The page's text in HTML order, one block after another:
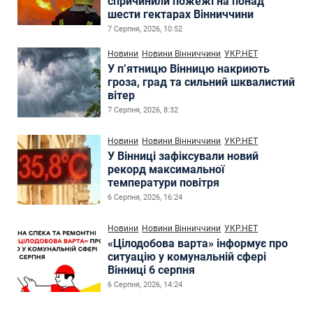
шести гектарах Вінниччини
7 Серпня, 2026, 10:52
Новини Новини Вінниччини УКР.НЕТ
У п’ятницю Вінницю накриють
гроза, град та сильний шквалистий
вітер
7 Серпня, 2026, 8:32
Новини Новини Вінниччини УКР.НЕТ
У Вінниці зафіксували новий
рекорд максимальної
температури повітря
6 Серпня, 2026, 16:24
Новини Новини Вінниччини УКР.НЕТ
«Цілодобова варта» інформує про
ситуацію у комунальній сфері
Вінниці 6 серпня
6 Серпня, 2026, 14:24